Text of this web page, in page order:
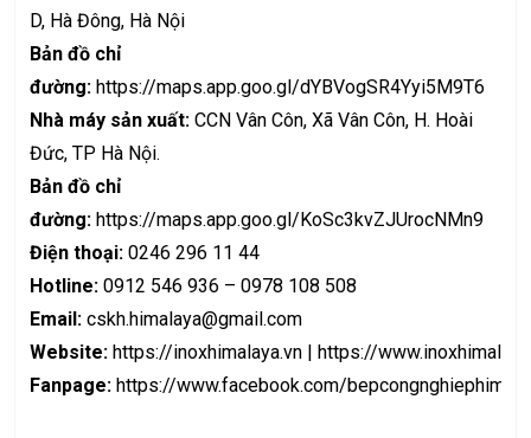
D, Hà Đông, Hà Nội
Bản đồ chỉ
đường: https://maps.app.goo.gl/dYBVogSR4Yyi5M9T6
Nhà máy sản xuất: CCN Vân Côn, Xã Vân Côn, H. Hoài
Đức, TP Hà Nội.
Bản đồ chỉ
đường: https://maps.app.goo.gl/KoSc3kvZJUrocNMn9
Điện thoại: 0246 296 11 44
Hotline: 0912 546 936 – 0978 108 508
Email: cskh.himalaya@gmail.com
Website: https://inoxhimalaya.vn | https://
Fanpage: https://www.facebook.com/